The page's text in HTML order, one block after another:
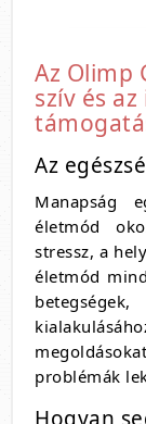
Az Olimp
szív és
Az
Manapság
életmód
stressz, a
életmód
problémák